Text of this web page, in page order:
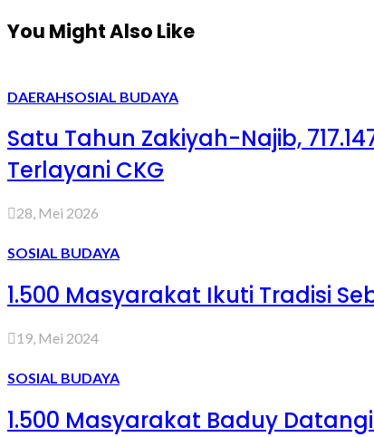
You Might Also Like
DAERAHSOSIAL BUDAYA
Satu Tahun Zakiyah-Najib,
Terlayani CKG
28, Mei 2026
SOSIAL BUDAYA
1.500 Masyarakat Ikuti Tradisi
19, Mei 2024
SOSIAL BUDAYA
1.500 Masyarakat Baduy